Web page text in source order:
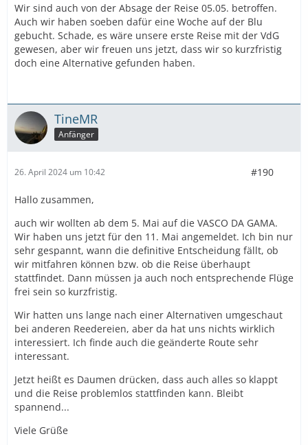
Wir sind auch von der Absage der Reise 05.05. betroffen.
Auch wir haben soeben dafür eine Woche auf der Blu
gebucht. Schade, es wäre unsere erste Reise mit der VdG
gewesen, aber wir freuen uns jetzt, dass wir so kurzfristig
doch eine Alternative gefunden haben.
TineMR
Anfänger
26. April 2024 um 10:42 #190
Hallo zusammen,
auch wir wollten ab dem 5. Mai auf die VASCO DA GAMA.
Wir haben uns jetzt für den 11. Mai angemeldet. Ich bin nur
sehr gespannt, wann die definitive Entscheidung fällt, ob
wir mitfahren können bzw. ob die Reise überhaupt
stattfindet. Dann müssen ja auch noch entsprechende Flüge
frei sein so kurzfristig.
Wir hatten uns lange nach einer Alternativen umgeschaut
bei anderen Reedereien, aber da hat uns nichts wirklich
interessiert. Ich finde auch die geänderte Route sehr
interessant.
Jetzt heißt es Daumen drücken, dass auch alles so klappt
und die Reise problemlos stattfinden kann. Bleibt
spannend...
Viele Grüße